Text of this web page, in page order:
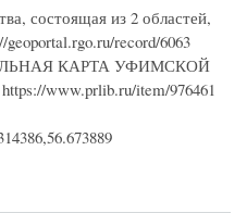
состоящая из 2 областей,
record/6063
КАРТА УФИМСКОЙ
www.prlib.ru/item/976461